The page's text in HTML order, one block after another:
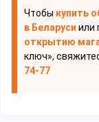
Чтобы купить
в Беларуси или
открытию
ключ»,
74-77